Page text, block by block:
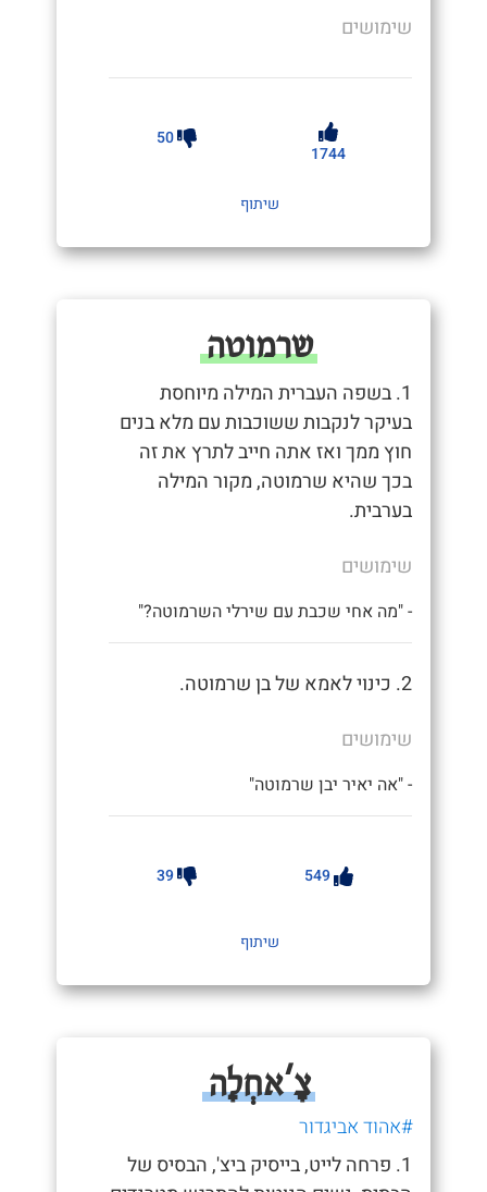
שימושים
1744
50
שיתוף
שרמוטה
1. בשפה העברית המילה מיוחסת
בעיקר לנקבות ששוכבות עם מלא בנים
חוץ ממך ואז אתה חייב לתרץ את זה
בכך שהיא שרמוטה, מקור המילה
בערבית.
שימושים
- "מה אחי שכבת עם שירלי השרמוטה?"
2. כינוי לאמא של בן שרמוטה.
שימושים
- "אה יאיר יבן שרמוטה"
549
39
שיתוף
צָ'אחְלָה
#אהוד אביגדור
1. פרחה לייט, בייסיק ביצ', הבסיס של